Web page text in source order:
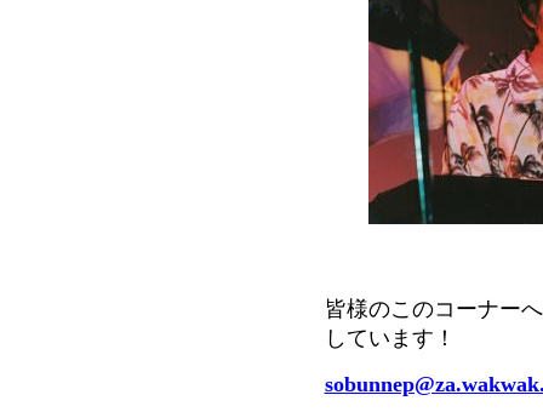
皆様のこのコーナー
しています！